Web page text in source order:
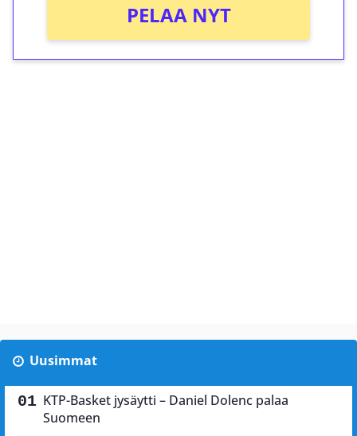
PELAA NYT
Uusimmat
KTP-Basket jysäytti – Daniel Dolenc palaa
Suomeen